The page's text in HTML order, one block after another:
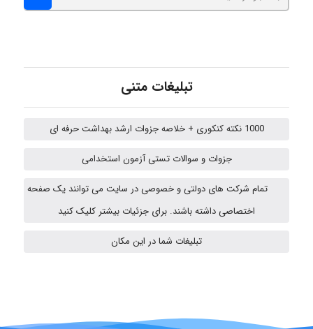
ZAK
vali
fahimeh sheibani
ABOALFZAL ZAREI
تبلیغات متنی
1000 نکته کنکوری + خلاصه جزوات ارشد بهداشت حرفه ای
جزوات و سوالات تستی آزمون استخدامی
تمام شرکت های دولتی و خصوصی در سایت می توانند یک صفحه
اختصاصی داشته باشند. برای جزئیات بیشتر کلیک کنید
تبلیغات شما در این مکان